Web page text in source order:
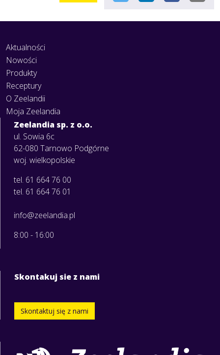
Aktualności
Nowości
Produkty
Receptury
O Zeelandii
Moja Zeelandia
Zeelandia sp. z o.o.
ul. Sowia 6c
62-080 Tarnowo Podgórne
woj. wielkopolskie
tel. 61 664 76 00
tel. 61 664 76 01
info@zeelandia.pl
8:00 - 16:00
Skontakuj sie z nami
Skontaktuj się z nami